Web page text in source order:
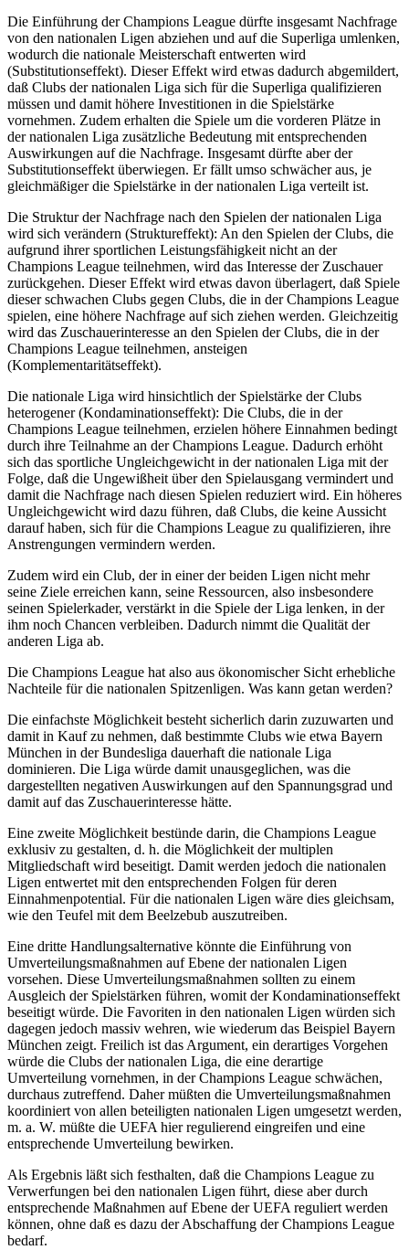
Die Einführung der Champions League dürfte insgesamt Nachfrage
von den nationalen Ligen abziehen und auf die Superliga umlenken,
wodurch die nationale Meisterschaft entwerten wird
(Substitutionseffekt). Dieser Effekt wird etwas dadurch abgemildert,
daß Clubs der nationalen Liga sich für die Superliga qualifizieren
müssen und damit höhere Investitionen in die Spielstärke
vornehmen. Zudem erhalten die Spiele um die vorderen Plätze in
der nationalen Liga zusätzliche Bedeutung mit entsprechenden
Auswirkungen auf die Nachfrage. Insgesamt dürfte aber der
Substitutionseffekt überwiegen. Er fällt umso schwächer aus, je
gleichmäßiger die Spielstärke in der nationalen Liga verteilt ist.
Die Struktur der Nachfrage nach den Spielen der nationalen Liga
wird sich verändern (Struktureffekt): An den Spielen der Clubs, die
aufgrund ihrer sportlichen Leistungsfähigkeit nicht an der
Champions League teilnehmen, wird das Interesse der Zuschauer
zurückgehen. Dieser Effekt wird etwas davon überlagert, daß Spiele
dieser schwachen Clubs gegen Clubs, die in der Champions League
spielen, eine höhere Nachfrage auf sich ziehen werden. Gleichzeitig
wird das Zuschauerinteresse an den Spielen der Clubs, die in der
Champions League teilnehmen, ansteigen
(Komplementaritätseffekt).
Die nationale Liga wird hinsichtlich der Spielstärke der Clubs
heterogener (Kondaminationseffekt): Die Clubs, die in der
Champions League teilnehmen, erzielen höhere Einnahmen bedingt
durch ihre Teilnahme an der Champions League. Dadurch erhöht
sich das sportliche Ungleichgewicht in der nationalen Liga mit der
Folge, daß die Ungewißheit über den Spielausgang vermindert und
damit die Nachfrage nach diesen Spielen reduziert wird. Ein höheres
Ungleichgewicht wird dazu führen, daß Clubs, die keine Aussicht
darauf haben, sich für die Champions League zu qualifizieren, ihre
Anstrengungen vermindern werden.
Zudem wird ein Club, der in einer der beiden Ligen nicht mehr
seine Ziele erreichen kann, seine Ressourcen, also insbesondere
seinen Spielerkader, verstärkt in die Spiele der Liga lenken, in der
ihm noch Chancen verbleiben. Dadurch nimmt die Qualität der
anderen Liga ab.
Die Champions League hat also aus ökonomischer Sicht erhebliche
Nachteile für die nationalen Spitzenligen. Was kann getan werden?
Die einfachste Möglichkeit besteht sicherlich darin zuzuwarten und
damit in Kauf zu nehmen, daß bestimmte Clubs wie etwa Bayern
München in der Bundesliga dauerhaft die nationale Liga
dominieren. Die Liga würde damit unausgeglichen, was die
dargestellten negativen Auswirkungen auf den Spannungsgrad und
damit auf das Zuschauerinteresse hätte.
Eine zweite Möglichkeit bestünde darin, die Champions League
exklusiv zu gestalten, d. h. die Möglichkeit der multiplen
Mitgliedschaft wird beseitigt. Damit werden jedoch die nationalen
Ligen entwertet mit den entsprechenden Folgen für deren
Einnahmenpotential. Für die nationalen Ligen wäre dies gleichsam,
wie den Teufel mit dem Beelzebub auszutreiben.
Eine dritte Handlungsalternative könnte die Einführung von
Umverteilungsmaßnahmen auf Ebene der nationalen Ligen
vorsehen. Diese Umverteilungsmaßnahmen sollten zu einem
Ausgleich der Spielstärken führen, womit der Kondaminationseffekt
beseitigt würde. Die Favoriten in den nationalen Ligen würden sich
dagegen jedoch massiv wehren, wie wiederum das Beispiel Bayern
München zeigt. Freilich ist das Argument, ein derartiges Vorgehen
würde die Clubs der nationalen Liga, die eine derartige
Umverteilung vornehmen, in der Champions League schwächen,
durchaus zutreffend. Daher müßten die Umverteilungsmaßnahmen
koordiniert von allen beteiligten nationalen Ligen umgesetzt werden,
m. a. W. müßte die UEFA hier regulierend eingreifen und eine
entsprechende Umverteilung bewirken.
Als Ergebnis läßt sich festhalten, daß die Champions League zu
Verwerfungen bei den nationalen Ligen führt, diese aber durch
entsprechende Maßnahmen auf Ebene der UEFA reguliert werden
können, ohne daß es dazu der Abschaffung der Champions League
bedarf.